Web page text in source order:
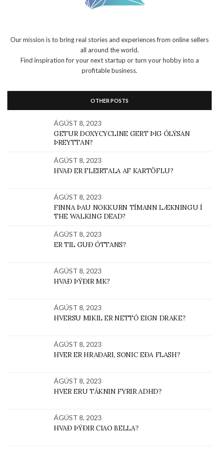
Our mission is to bring real stories and experiences from online sellers
all around the world.
Find inspiration for your next startup or turn your hobby into a
profitable business.
OTHER POSTS
ÁGÚST 8, 2023
GETUR DOXYCYCLINE GERT ÞIG ÓLÝSAN
ÞREYTTAN?
ÁGÚST 8, 2023
HVAÐ ER FLEIRTALA AF KARTÖFLU?
ÁGÚST 8, 2023
FINNA ÞAU NOKKURN TÍMANN LÆKNINGU Í
THE WALKING DEAD?
ÁGÚST 8, 2023
ER TIL GUÐ ÓTTANS?
ÁGÚST 8, 2023
HVAÐ ÞÝÐIR MK?
ÁGÚST 8, 2023
HVERSU MIKIL ER NETTÓ EIGN DRAKE?
ÁGÚST 8, 2023
HVER ER HRAÐARI, SONIC EÐA FLASH?
ÁGÚST 8, 2023
HVER ERU TÁKNIN FYRIR ADHD?
ÁGÚST 8, 2023
HVAÐ ÞÝÐIR CIAO BELLA?